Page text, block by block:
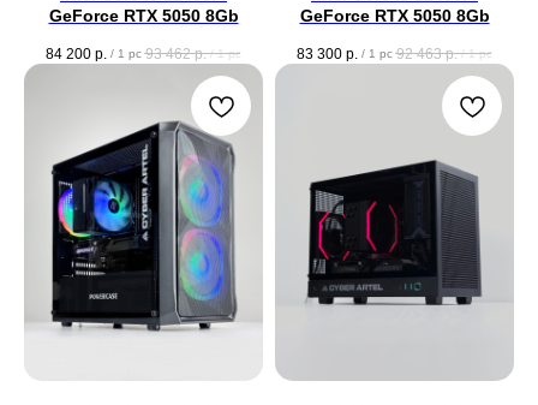
GeForce RTX 5050 8Gb
84 200 р. / 1 pc 93 462 р. / 1 pc
GeForce RTX 5050 8Gb
83 300 р. / 1 pc 92 463 р. / 1 pc